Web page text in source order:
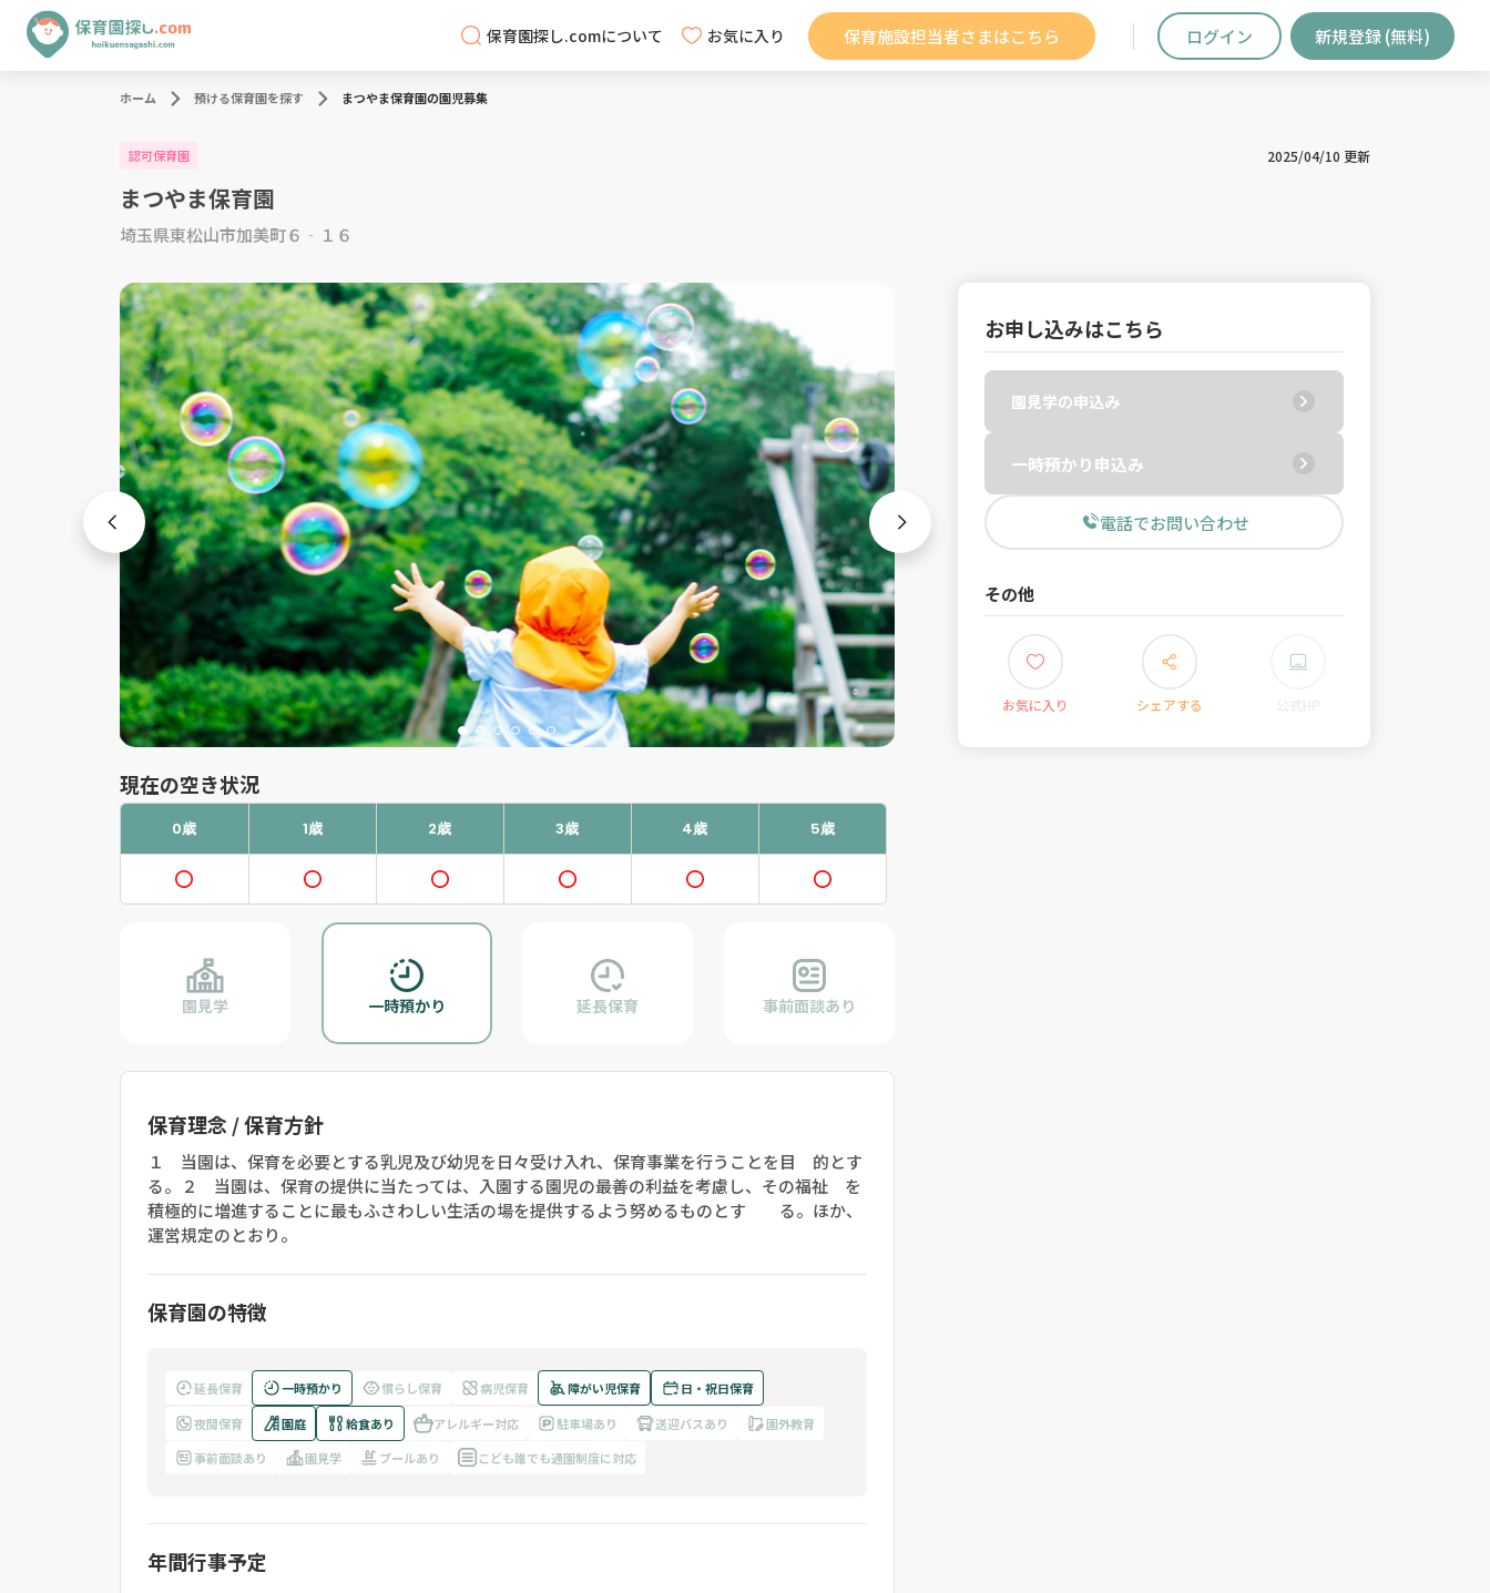
保育園探し.comについて お気に入り 保育施設担当者さまはこちら ログイン 新規登録 (無料)
ホーム 預ける保育園を探す まつやま保育園の園児募集
認可保育園 2025/04/10 更新
まつやま保育園
埼玉県東松山市加美町６‐１６
現在の空き状況
0歳 1歳 2歳 3歳 4歳 5歳
園見学 一時預かり 延長保育 事前面談あり
保育理念 / 保育方針
１ 当園は、保育を必要とする乳児及び幼児を日々受け入れ、保育事業を行うことを目 的とす
る。２ 当園は、保育の提供に当たっては、入園する園児の最善の利益を考慮し、その福祉 を
積極的に増進することに最もふさわしい生活の場を提供するよう努めるものとす る。ほか、
運営規定のとおり。
保育園の特徴
延長保育 一時預かり 慣らし保育 病児保育 障がい児保育
日・祝日保育
夜間保育
園庭 給食あり アレルギー対応 駐車場あり 送迎バスあり
園外教育
事前面談あり
園見学 プールあり こども誰でも通園制度に対応
年間行事予定
お申し込みはこちら
園見学の申込み
一時預かり申込み
電話でお問い合わせ
その他
お気に入り シェアする